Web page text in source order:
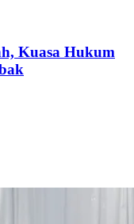
Kuasa Hukum